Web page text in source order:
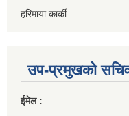
हरिमाया कार्की
उप-प्रमुखको
ईमेल :